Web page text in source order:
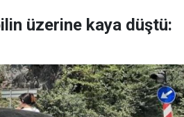
üzerine kaya düştü: